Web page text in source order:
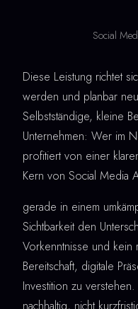
Social
Diese Leistung richtet
werden und planbar
Selbstständige, kleine
Unternehmen: Wer im
profitiert von einer
Kern von Social Media
gerade in einem
Sichtbarkeit den
Vorkenntnisse und kein
Bereitschaft, digitale
Investition zu